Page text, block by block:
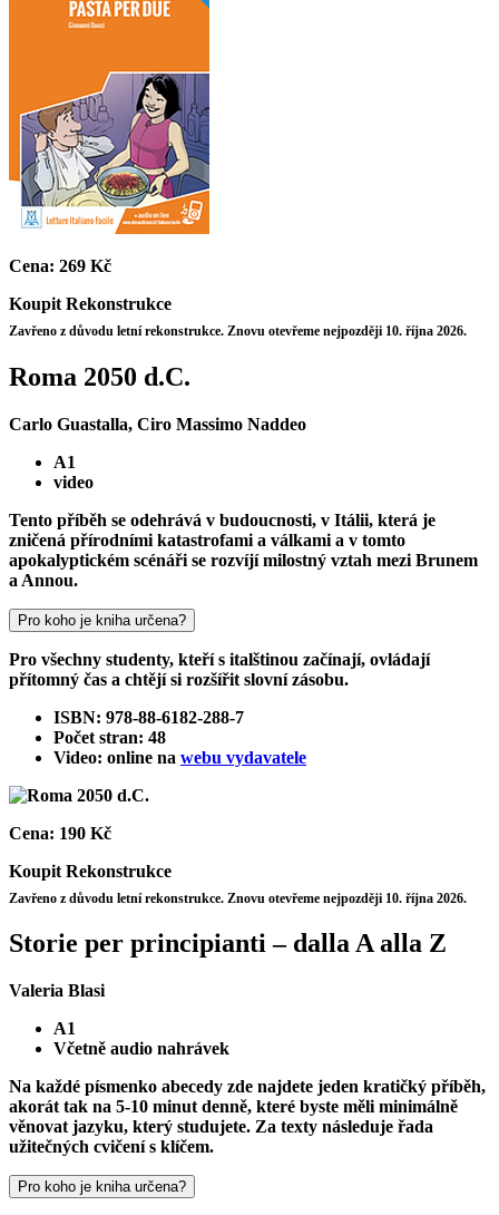
Cena: 269 Kč
Koupit Rekonstrukce
Zavřeno z důvodu letní rekonstrukce. Znovu otevřeme nejpozději 10. října 2026.
Roma 2050 d.C.
Carlo Guastalla, Ciro Massimo Naddeo
A1
video
Tento příběh se odehrává v budoucnosti, v Itálii, která je
zničená přírodními katastrofami a válkami a v tomto
apokalyptickém scénáři se rozvíjí milostný vztah mezi Brunem
a Annou.
Pro koho je kniha určena?
Pro všechny studenty, kteří s italštinou začínají, ovládají
přítomný čas a chtějí si rozšířit slovní zásobu.
ISBN: 978-88-6182-288-7
Počet stran: 48
Video: online na webu vydavatele
Cena: 190 Kč
Koupit Rekonstrukce
Zavřeno z důvodu letní rekonstrukce. Znovu otevřeme nejpozději 10. října 2026.
Storie per principianti – dalla A alla Z
Valeria Blasi
A1
Včetně audio nahrávek
Na každé písmenko abecedy zde najdete jeden kratičký příběh,
akorát tak na 5-10 minut denně, které byste měli minimálně
věnovat jazyku, který studujete. Za texty následuje řada
užitečných cvičení s klíčem.
Pro koho je kniha určena?